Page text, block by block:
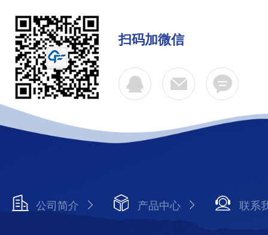
扫码加微信
公司简介 产品中心 联系